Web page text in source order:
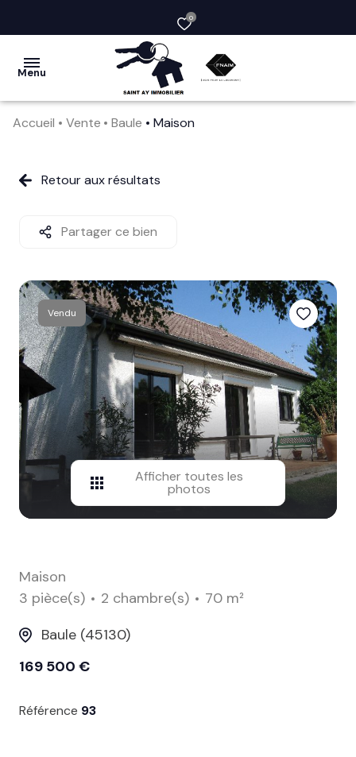
0
Menu
vendre
société
services
avis
clients
contact
Accueil Vente Baule Maison
Retour aux résultats
Partager ce bien
Vendu
Afficher toutes les
photos
Maison
3 pièce(s)
2 chambre(s)
70 m²
Baule (45130)
169 500 €
Référence 93